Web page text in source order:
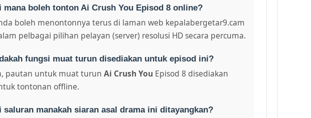
mana boleh tonton Ai Crush You Episod 8 online?
boleh menontonnya terus di laman web kepalabergetar9.cam
pelbagai pilihan pelayan (server) resolusi HD secara percuma.
fungsi muat turun disediakan untuk episod ini?
pautan untuk muat turun Ai Crush You Episod 8 disediakan
tontonan offline.
saluran manakah siaran asal drama ini ditayangkan?